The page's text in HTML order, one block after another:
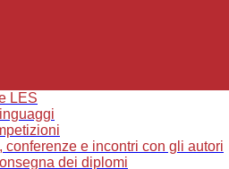
LES
conferenze e incontri con gli autori
dei diplomi